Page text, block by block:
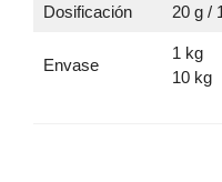
Dosificación 20 g /
Envase
1 kg
10 kg